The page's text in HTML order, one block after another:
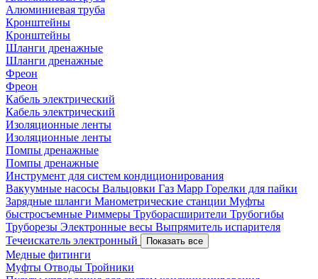
Алюминиевая труба
Кронштейны
Кронштейны
Шланги дренажные
Шланги дренажные
Фреон
Фреон
Кабель электрический
Кабель электрический
Изоляционные ленты
Изоляционные ленты
Помпы дренажные
Помпы дренажные
Инструмент для систем кондиционирования
Вакуумные насосы Вальцовки Газ Mapp Горелки для пайки
Зарядные шланги Манометрические станции Муфты
быстросъемные Риммеры Труборасширители Трубогибы
Труборезы Электронные весы Выпрямитель испарителя
Течеискатель электронный
Показать все
Медные фитинги
Муфты Отводы Тройники